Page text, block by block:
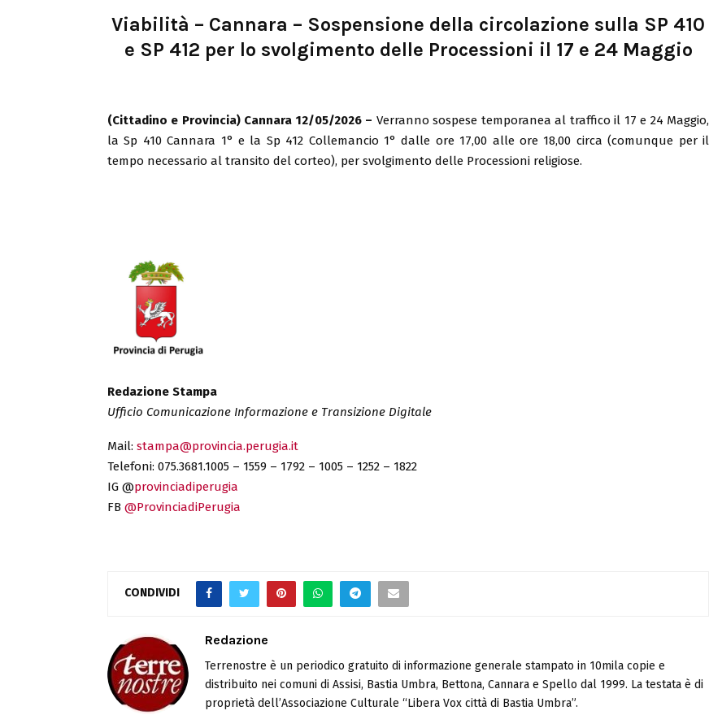
Viabilità – Cannara – Sospensione della circolazione sulla SP 410
e SP 412 per lo svolgimento delle Processioni il 17 e 24 Maggio
(Cittadino e Provincia) Cannara 12/05/2026 – Verranno sospese temporanea al traffico il 17 e 24 Maggio,
la Sp 410 Cannara 1° e la Sp 412 Collemancio 1° dalle ore 17,00 alle ore 18,00 circa (comunque per il
tempo necessario al transito del corteo), per svolgimento delle Processioni religiose.
Redazione Stampa
Ufficio Comunicazione Informazione e Transizione Digitale
Mail: stampa@provincia.perugia.it
Telefoni: 075.3681.1005 – 1559 – 1792 – 1005 – 1252 – 1822
IG @provinciadiperugia
FB @ProvinciadiPerugia
CONDIVIDI
Redazione
Terrenostre è un periodico gratuito di informazione generale stampato in 10mila copie e
distribuito nei comuni di Assisi, Bastia Umbra, Bettona, Cannara e Spello dal 1999. La testata è di
proprietà dell’Associazione Culturale “Libera Vox città di Bastia Umbra”.